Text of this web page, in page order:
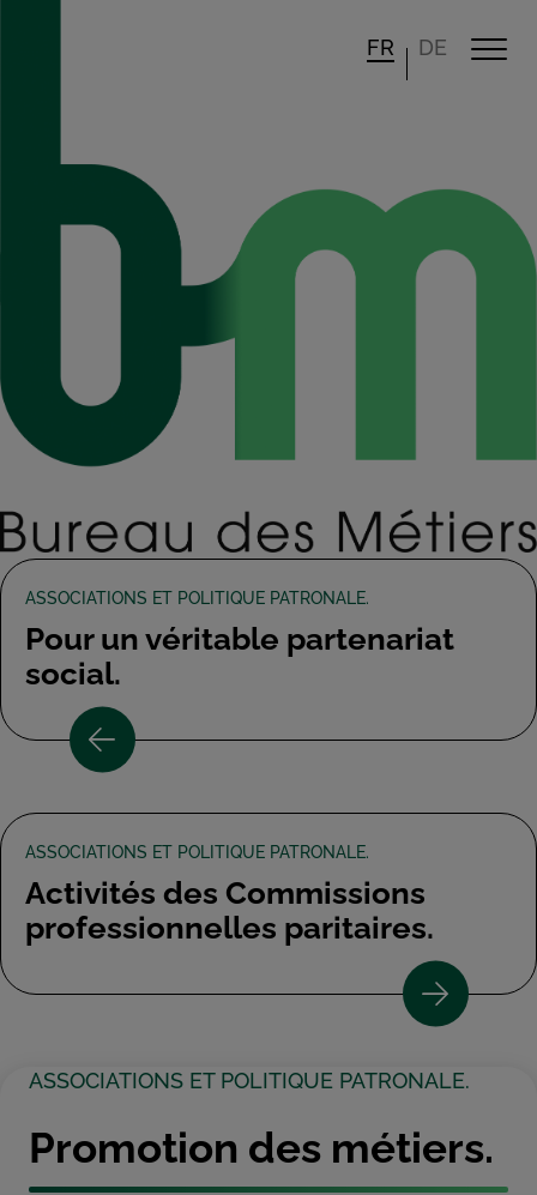
FR DE
ASSOCIATIONS ET POLITIQUE PATRONALE.
Pour un véritable partenariat
social.
ASSOCIATIONS ET POLITIQUE PATRONALE.
Activités des Commissions
professionnelles paritaires.
ASSOCIATIONS ET POLITIQUE PATRONALE.
Promotion des métiers.